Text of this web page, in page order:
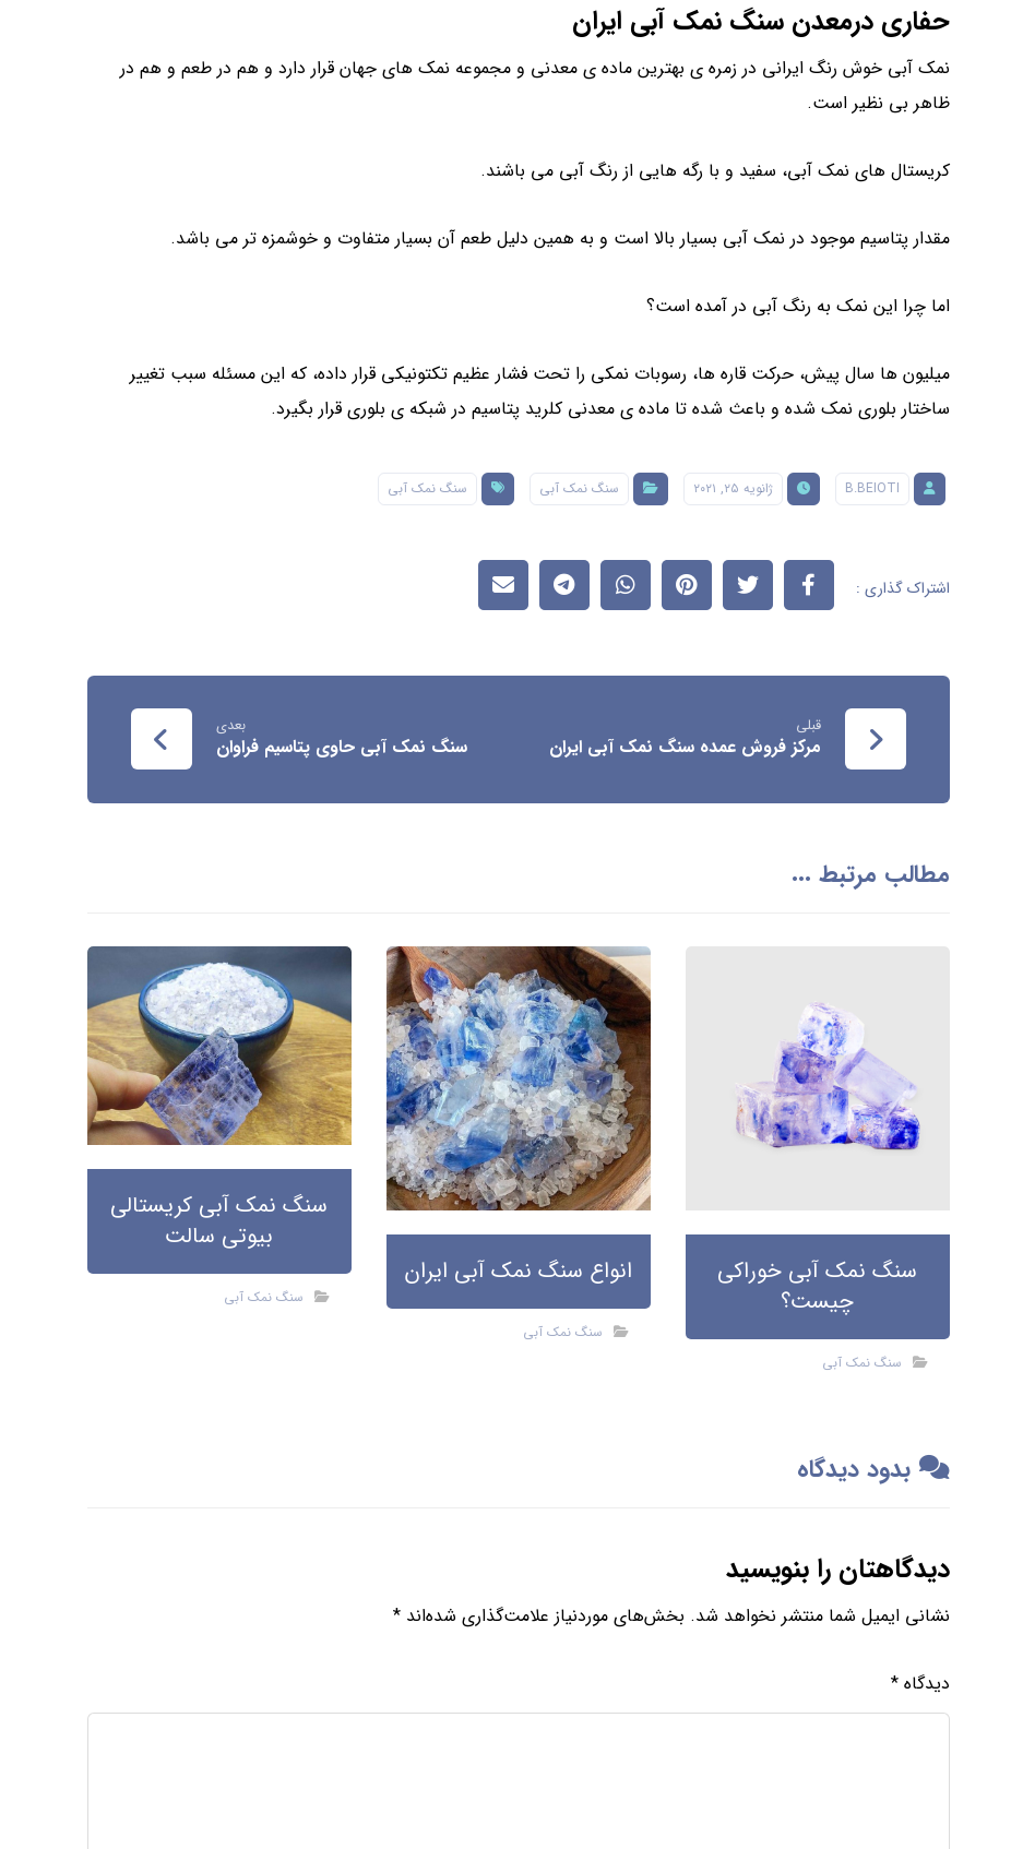
حفاری درمعدن سنگ نمک آبی ایران
نمک آبی خوش رنگ ایرانی در زمره ی بهترین ماده ی معدنی و مجموعه نمک های جهان قرار دارد و هم در طعم و هم در
ظاهر بی نظیر است.
کریستال های نمک آبی، سفید و با رگه هایی از رنگ آبی می باشند.
مقدار پتاسیم موجود در نمک آبی بسیار بالا است و به همین دلیل طعم آن بسیار متفاوت و خوشمزه تر می باشد.
اما چرا این نمک به رنگ آبی در آمده است؟
میلیون ها سال پیش، حرکت قاره ها، رسوبات نمکی را تحت فشار عظیم تکتونیکی قرار داده، که این مسئله سبب تغییر
ساختار بلوری نمک شده و باعث شده تا ماده ی معدنی کلرید پتاسیم در شبکه ی بلوری قرار بگیرد.
B.BEIOTI ژانویه ۲۵, ۲۰۲۱ سنگ نمک آبی سنگ نمک آبی
قبلی
مرکز فروش عمده سنگ نمک آبی ایران
بعدی
سنگ نمک آبی حاوی پتاسیم فراوان
مطالب مرتبط ...
سنگ نمک آبی خوراکی
چیست؟
سنگ نمک آبی
انواع سنگ نمک آبی ایران
سنگ نمک آبی
سنگ نمک آبی کریستالی
بیوتی سالت
سنگ نمک آبی
بدود دیدگاه
دیدگاهتان را بنویسید
نشانی ایمیل شما منتشر نخواهد شد. بخش‌های موردنیاز علامت‌گذاری شده‌اند*
دیدگاه*